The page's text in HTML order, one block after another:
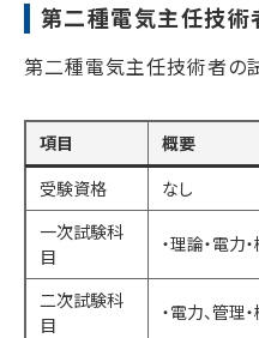
第二種電気主任技術
第二種電気主任技術者の
項目
概要
受験資格
なし
一次試験科
目
・理論・電力
二次試験科
目
・電力、管理